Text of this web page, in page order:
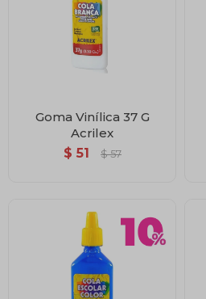
Goma Vinílica 37 G
Acrilex
$ 51 $ 57